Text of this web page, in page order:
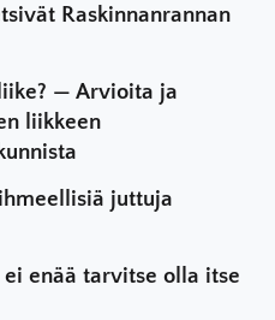
Raskinnanrannan
— Arvioita ja
liikkeen
juttuja
enää tarvitse olla itse